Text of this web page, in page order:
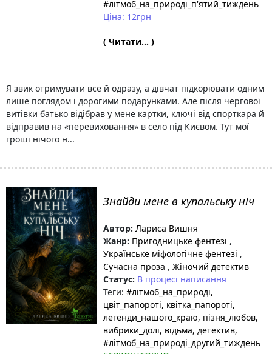
#літмоб_на_природі_п'ятий_тиждень
Ціна: 12грн
( Читати... )
Я звик отримувати все й одразу, а дівчат підкорювати одним
лише поглядом і дорогими подарунками. Але після чергової
витівки батько відібрав у мене картки, ключі від спорткара й
відправив на «перевиховання» в село під Києвом. Тут мої
гроші нічого н...
Знайди мене в купальську ніч
Автор: Лариса Вишня
Жанр: Пригодницьке фентезі ,
Українське міфологічне фентезі ,
Сучасна проза , Жіночий детектив
Статус: В процесі написання
Теги: #літмоб_на_природі,
цвіт_папороті, квітка_папороті,
легенди_нашого_краю, пізня_любов,
вибрики_долі, відьма, детектив,
#літмоб_на_природі_другий_тиждень